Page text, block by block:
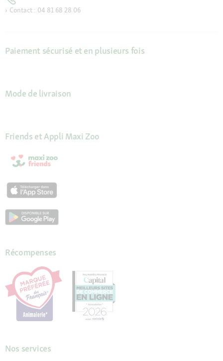
Contact : 04 81 68 28 06
Paiement sécurisé et en plusieurs fois
Mode de livraison
Friends et Appli Maxi Zoo
Récompenses
Nos services